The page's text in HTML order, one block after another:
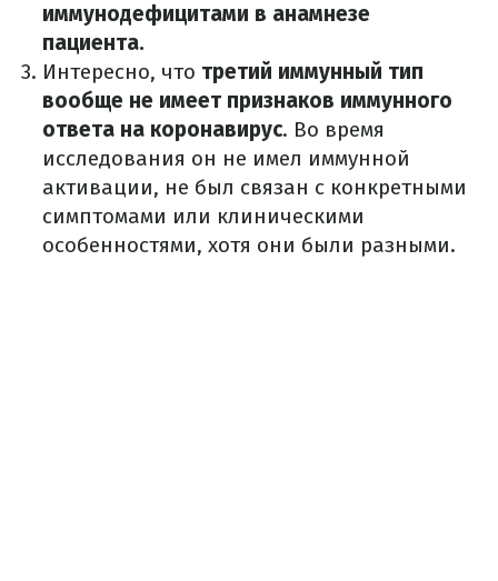
иммунодефицитами в анамнезе
пациента.
Интересно, что третий иммунный тип
вообще не имеет признаков иммунного
ответа на коронавирус. Во время
исследования он не имел иммунной
активации, не был связан с конкретными
симптомами или клиническими
особенностями, хотя они были разными.